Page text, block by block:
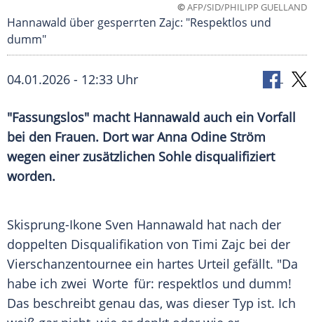
©AFP/SID/PHILIPP GUELLAND
Hannawald über gesperrten Zajc: "Respektlos und
dumm"
04.01.2026 - 12:33 Uhr
"Fassungslos" macht Hannawald auch ein Vorfall
bei den Frauen. Dort war Anna Odine Ström
wegen einer zusätzlichen Sohle disqualifiziert
worden.
Skisprung-Ikone Sven Hannawald hat nach der
doppelten Disqualifikation von Timi Zajc bei der
Vierschanzentournee ein hartes Urteil gefällt. "Da
habe ich zwei Worte für: respektlos und dumm!
Das beschreibt genau das, was dieser Typ ist. Ich